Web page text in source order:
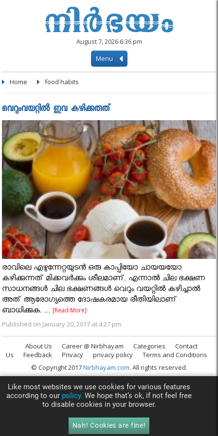
August 7, 2026 6:36 pm
Menu
Home food habits
വെറുംവയറ്റില്‍ ഇവ കഴിക്കരുത്
രാവിലെ എഴുന്നേറ്റയുടന്‍ ഒരു കാപ്പിയോ ചായയയോ
കഴിക്കുന്നത് മിക്കവര്‍ക്കും ശീലമാണ്. എന്നാല്‍ ചില ഭക്ഷണ
സാധനങ്ങള്‍ ചില ഭക്ഷണങ്ങള്‍ വെറും വയറ്റില്‍ കഴിച്ചാല്‍
അത് ആരോഗ്യത്തെ ദോഷകരമായ രീതിയിലാണ്
ബാധിക്കുക. ...[Read More]
Published on January 20, 2017 at 4:27 pm
About Us Career @ Nirbhayam Categories
Contact
Us
Feedback Privacy privacy policy
Terms and Conditions
© Copyright 2017Nirbhayam.com. All rights reserved.
Like most websites we use cookies for various features
according to our policy. We hope that’s ok, if not feel free
to disable cookies in your browser.
Nah! Cookies are fine!